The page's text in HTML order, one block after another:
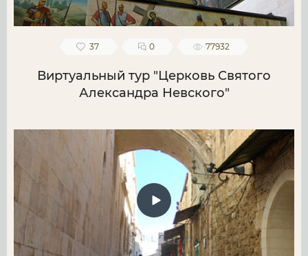
37 0 77932
Виртуальный тур "Церковь Святого
Александра Невского"